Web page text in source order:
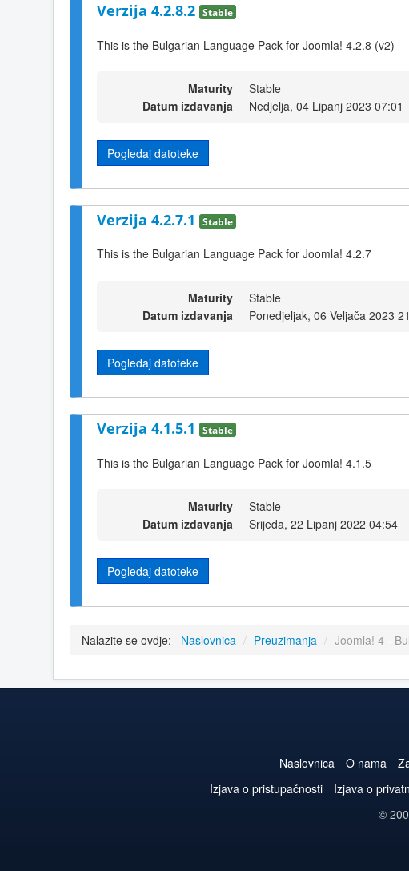
Verzija 4.2.8.2 Stable
This is the Bulgarian Language Pack for Joomla! 4.2.8 (v2)
Maturity
Stable
Datum izdavanja
Nedjelja, 04 Lipanj 2023 07:01
Pogledaj datoteke
Verzija 4.2.7.1 Stable
This is the Bulgarian Language Pack for Joomla! 4.2.7
Maturity
Stable
Datum izdavanja
Ponedjeljak, 06 Veljača 2023
Pogledaj datoteke
Verzija 4.1.5.1 Stable
This is the Bulgarian Language Pack for Joomla! 4.1.5
Maturity
Stable
Datum izdavanja
Srijeda, 22 Lipanj 2022 04:54
Pogledaj datoteke
Nalazite se ovdje: Naslovnica / Preuzimanja / Joomla! 4 -
Naslovnica O nama
Izjava o pristupačnosti
Izjava o
©